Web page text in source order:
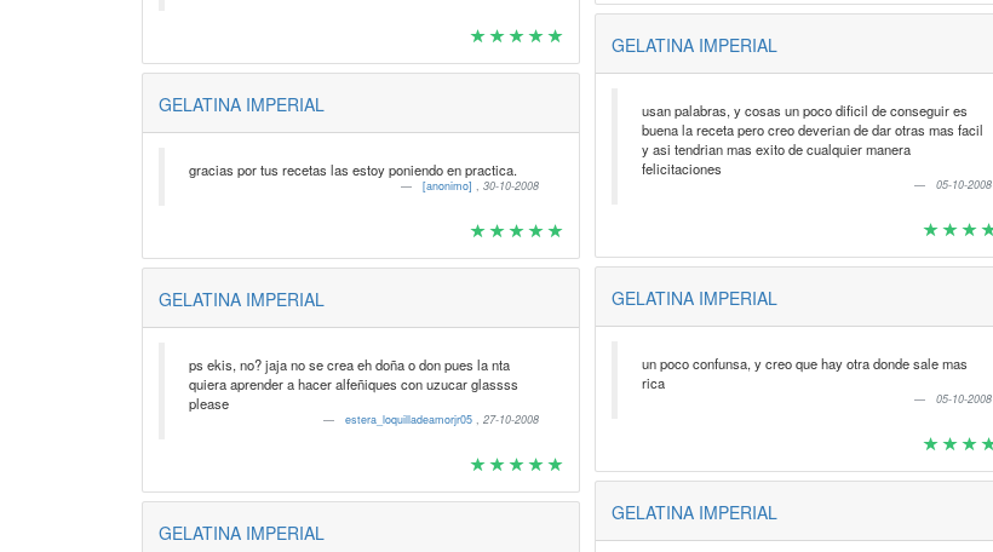
GELATINA IMPERIAL
gracias por tus recetas las estoy poniendo en practica.
[anonimo],30-10-2008
GELATINA IMPERIAL
ps ekis, no? jaja no se crea eh doña o don pues la nta
quiera aprender a hacer alfeñiques con uzucar glassss
please
estera_loquilladeamorjr05,27-10-2008
GELATINA IMPERIAL
GELATINA IMPERIAL
usan palabras, y cosas un poco dificil de conseguir es
buena la receta pero creo deverian de dar otras mas facil
y asi tendrian mas exito de cualquier manera
felicitaciones
05-10-2008
GELATINA IMPERIAL
un poco confunsa, y creo que hay otra donde sale mas
rica
05-10-2008
GELATINA IMPERIAL